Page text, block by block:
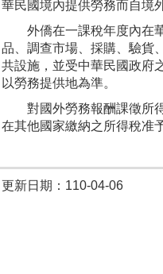
華民國境內提供勞務而自境
外僑在一課稅年度內在華
品、調查市場、採購、驗貨
共設施，並受中華民國政府
以勞務提供地為準。
對國外勞務報酬課徵所得
在其他國家繳納之所得稅准
更新日期：110-04-06